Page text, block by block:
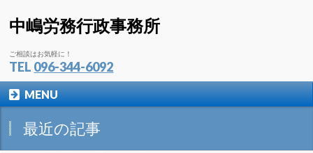
中嶋労務行政事務所
ご相談はお気軽に！
TEL 096-344-6092
MENU
最近の記事